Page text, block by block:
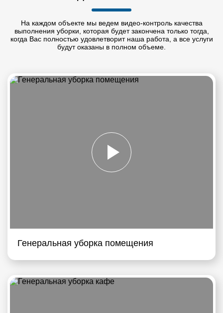
На каждом объекте мы ведем видео-контроль качества
выполнения уборки, которая будет закончена только тогда,
когда Вас полностью удовлетворит наша работа, а все услуги
будут оказаны в полном объеме.
Генеральная уборка помещения